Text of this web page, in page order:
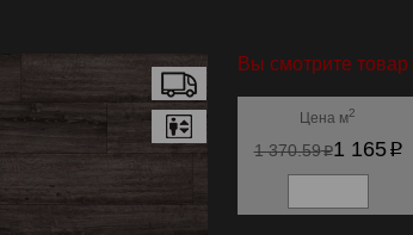
Вы смотрите
Цена м2
1 370.59p1 165p